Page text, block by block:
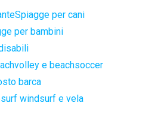
Spiagge per cani
per bambini
e beachsoccer
barca
windsurf e vela